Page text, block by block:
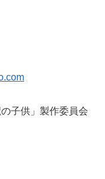
子供」製作委員会